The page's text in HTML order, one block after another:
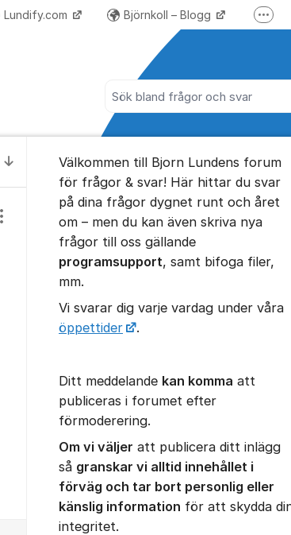
Sök bland alla inlägg
Lundify.com Björnkoll – Blogg Fler
Till senaste kommentaren
Visa/dölj inställningar för inlägg/kommentar
Välkommen till Bjorn Lundens forum
för frågor & svar! Här hittar du svar
på dina frågor dygnet runt och året
om – men du kan även skriva nya
frågor till oss gällande
programsupport, samt bifoga filer,
mm.
Vi svarar dig varje vardag under våra
öppettider
.
Ditt meddelande kan komma att
publiceras i forumet efter
förmoderering.
Om vi väljer att publicera ditt inlägg
så granskar vi alltid innehållet i
förväg och tar bort personlig eller
känslig information för att skydda
integritet.